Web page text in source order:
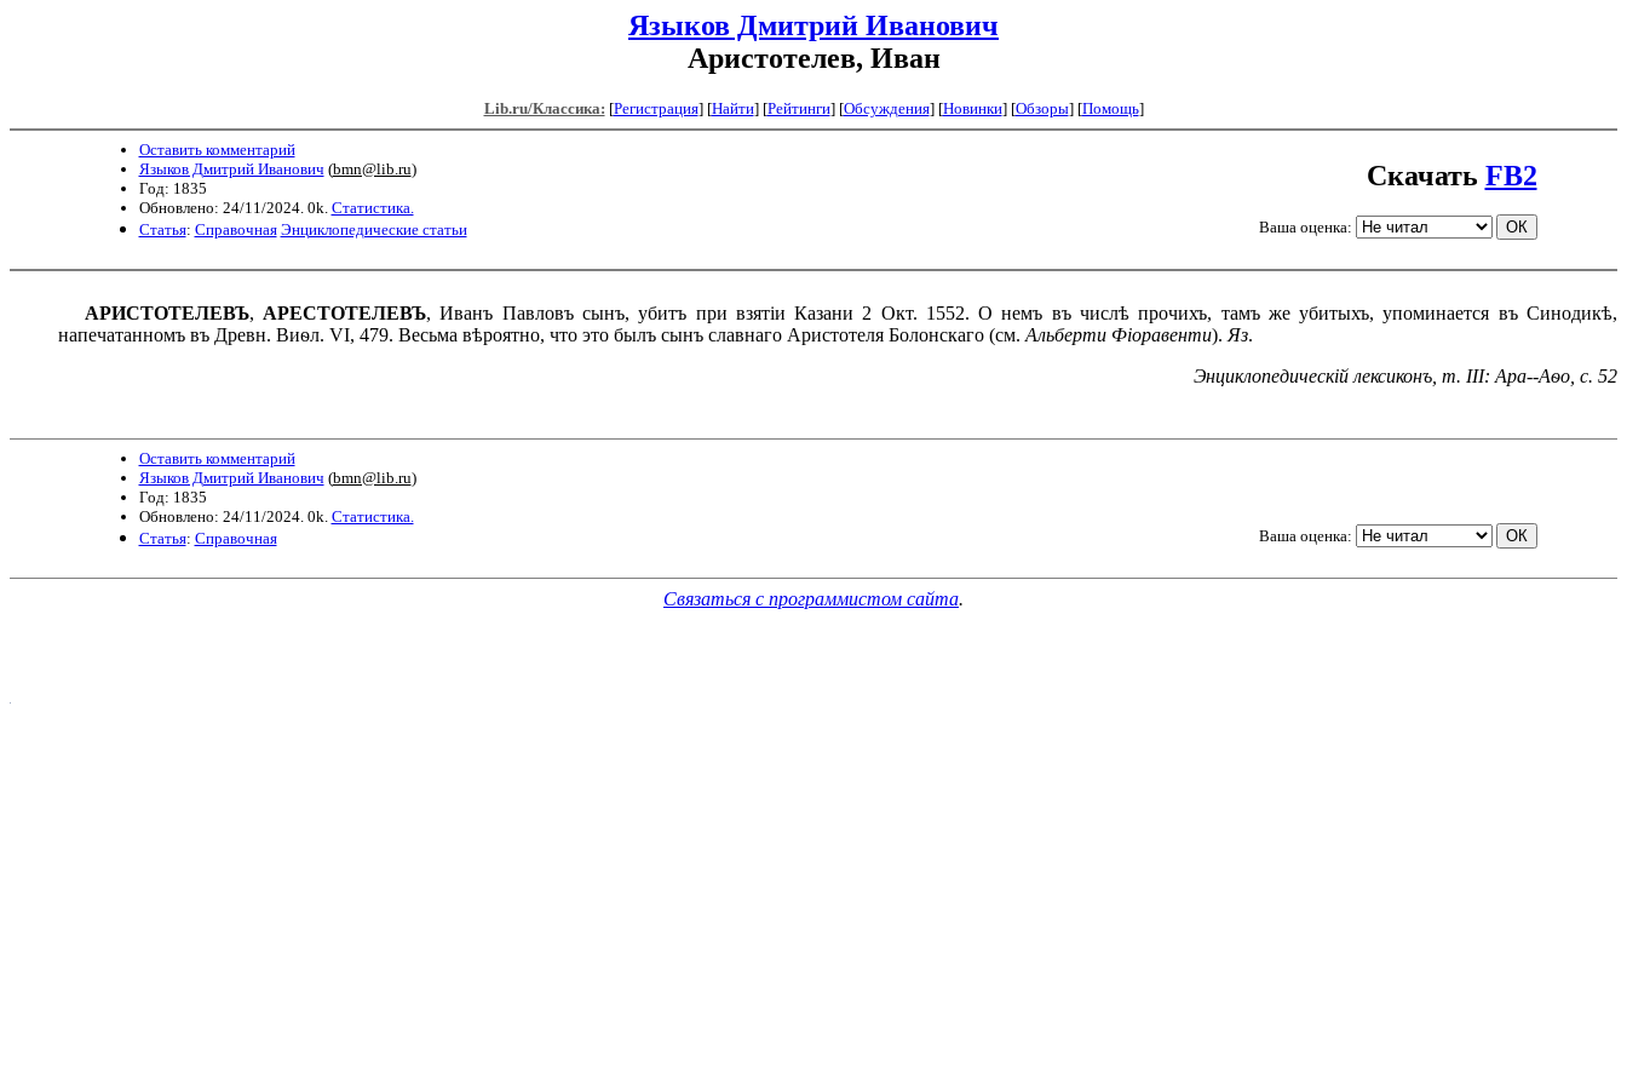
Языков Дмитрий Иванович
Аристотелев, Иван
Lib.ru/Классика: [Регистрация] [Найти] [Рейтинги] [Обсуждения] [Новинки] [Обзоры] [Помощь]
Оставить комментарий
Языков Дмитрий Иванович (bmn@lib.ru)
Год: 1835
Обновлено: 24/11/2024. 0k. Статистика.
Статья: Справочная Энциклопедические статьи
Скачать FB2
Ваша оценка:
АРИСТОТЕЛЕВЪ, АРЕСТОТЕЛЕВЪ, Иванъ Павловъ сынъ, убитъ при взятіи Казани 2 Окт. 1552. О немъ въ числѣ прочихъ, тамъ же убитыхъ, упоминается въ Синодикѣ,
напечатанномъ въ Древн. Виѳл. VI, 479. Весьма вѣроятно, что это былъ сынъ славнаго Аристотеля Болонскаго (см. Альберти Фіоравенти). Яз.
Энциклопедическій лексиконъ, т. III: Ара--Аѳо, с. 52
Оставить комментарий
Языков Дмитрий Иванович (bmn@lib.ru)
Год: 1835
Обновлено: 24/11/2024. 0k. Статистика.
Статья: Справочная Ваша оценка:
Связаться с программистом сайта.